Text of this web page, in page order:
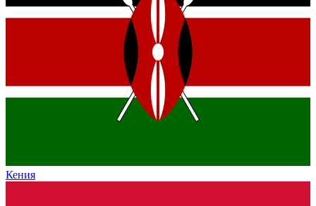
Кения